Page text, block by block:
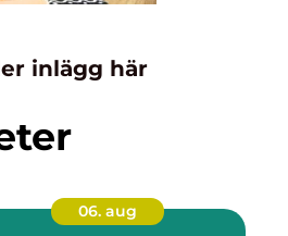
inlägg här
06. aug